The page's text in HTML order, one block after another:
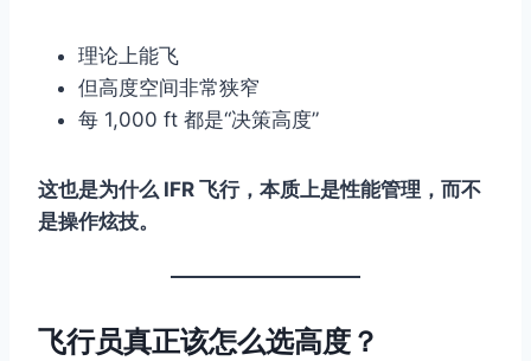
理论上能飞
但高度空间非常狭窄
每 1,000 ft 都是“决策高度”
这也是为什么 IFR 飞行，本质上是性能管理，而不
是操作炫技。
飞行员真正该怎么选高度？